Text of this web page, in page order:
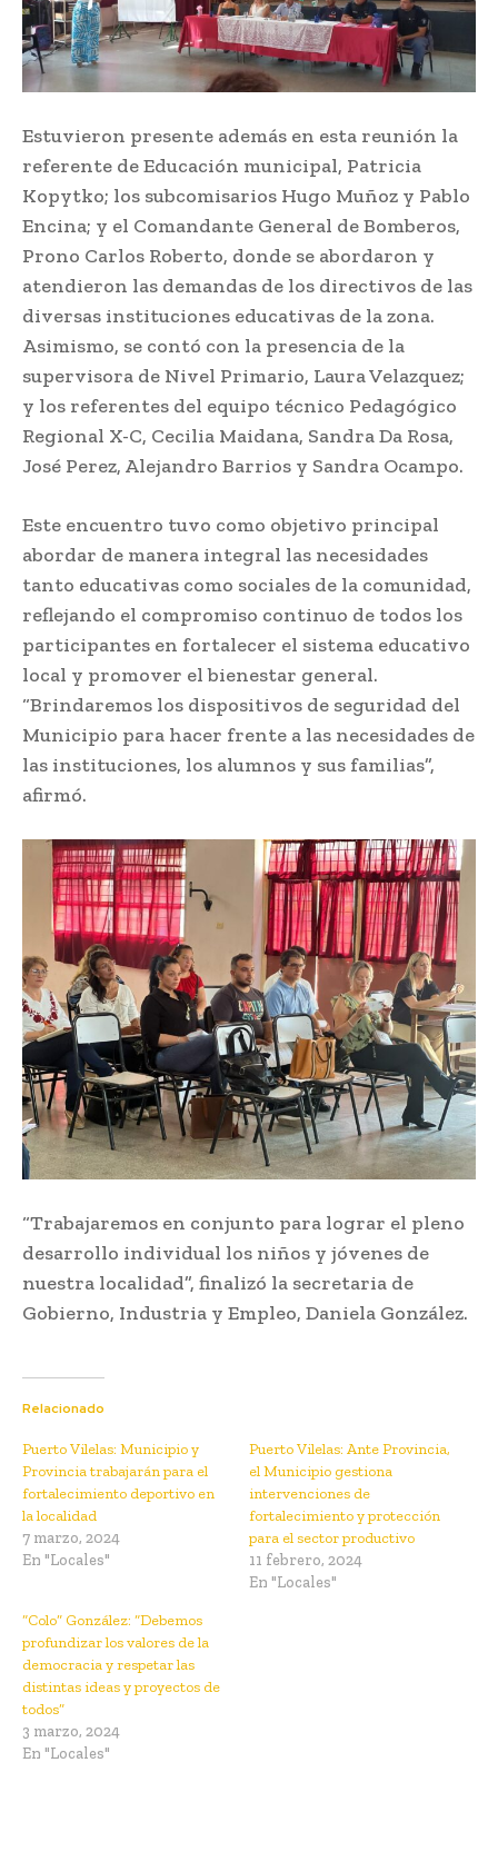
Estuvieron presente además en esta reunión la
referente de Educación municipal, Patricia
Kopytko; los subcomisarios Hugo Muñoz y Pablo
Encina; y el Comandante General de Bomberos,
Prono Carlos Roberto, donde se abordaron y
atendieron las demandas de los directivos de las
diversas instituciones educativas de la zona.
Asimismo, se contó con la presencia de la
supervisora de Nivel Primario, Laura Velazquez;
y los referentes del equipo técnico Pedagógico
Regional X-C, Cecilia Maidana, Sandra Da Rosa,
José Perez, Alejandro Barrios y Sandra Ocampo.
Este encuentro tuvo como objetivo principal
abordar de manera integral las necesidades
tanto educativas como sociales de la comunidad,
reflejando el compromiso continuo de todos los
participantes en fortalecer el sistema educativo
local y promover el bienestar general.
“Brindaremos los dispositivos de seguridad del
Municipio para hacer frente a las necesidades de
las instituciones, los alumnos y sus familias”,
afirmó.
“Trabajaremos en conjunto para lograr el pleno
desarrollo individual los niños y jóvenes de
nuestra localidad”, finalizó la secretaria de
Gobierno, Industria y Empleo, Daniela González.
Relacionado
Puerto Vilelas: Municipio y
Provincia trabajarán para el
fortalecimiento deportivo en
la localidad
7 marzo, 2024
En "Locales"
Puerto Vilelas: Ante Provincia,
el Municipio gestiona
intervenciones de
fortalecimiento y protección
para el sector productivo
11 febrero, 2024
En "Locales"
“Colo” González: “Debemos
profundizar los valores de la
democracia y respetar las
distintas ideas y proyectos de
todos”
3 marzo, 2024
En "Locales"